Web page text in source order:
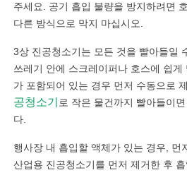
주세요. 공기 흡입 불량을 방지하려면
다른 방식으로 막지 마십시오.
3상 진공청소기는 모든 것을 빨아들일
쓰레기 안에 스크레이퍼나 호스에 쉽게
가 포함되어 있는 경우 먼저 수동으로
공청소기 로 작은 물건까지 빨아들이
다.
행사장 내 흡입할 액체가 있는 경우, 먼
산업용 진공청소기를 먼저 제거한 후